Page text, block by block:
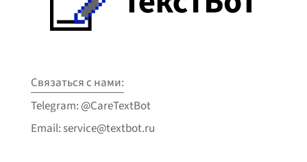
Связаться с нами:
Telegram: @CareTextBot
Email: service@textbot.ru